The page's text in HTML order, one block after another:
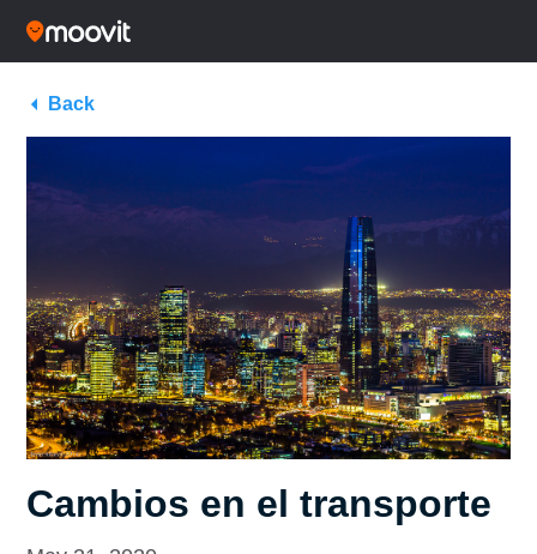
Back
Cambios en el transporte